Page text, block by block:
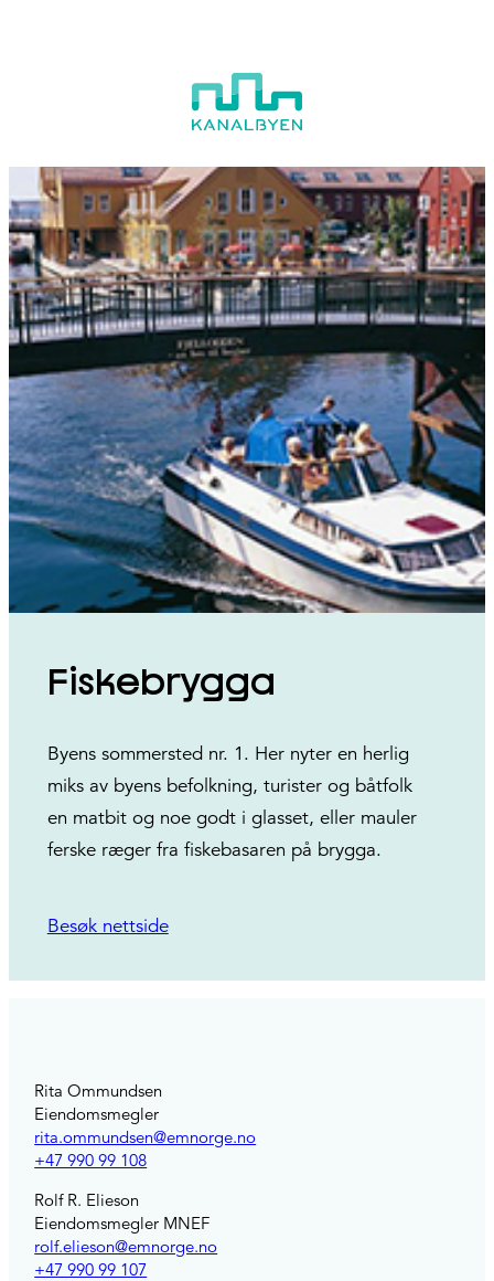
Fiskebrygga
Byens sommersted nr. 1. Her nyter en herlig
miks av byens befolkning, turister og båtfolk
en matbit og noe godt i glasset, eller mauler
ferske ræger fra fiskebasaren på brygga.
Besøk nettside
Rita Ommundsen
Eiendomsmegler
rita.ommundsen@emnorge.no
+47 990 99 108
Rolf R. Elieson
Eiendomsmegler MNEF
rolf.elieson@emnorge.no
+47 990 99 107